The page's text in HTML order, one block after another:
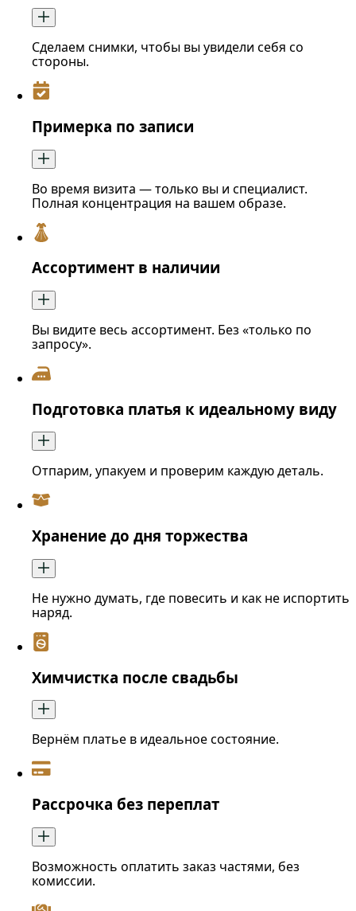
Сделаем снимки, чтобы вы увидели себя со
стороны.
Примерка по записи
Во время визита — только вы и специалист.
Полная концентрация на вашем образе.
Ассортимент в наличии
Вы видите весь ассортимент. Без «только по
запросу».
Подготовка платья к идеальному виду
Отпарим, упакуем и проверим каждую деталь.
Хранение до дня торжества
Не нужно думать, где повесить и как не испортить
наряд.
Химчистка после свадьбы
Вернём платье в идеальное состояние.
Рассрочка без переплат
Возможность оплатить заказ частями, без
комиссии.